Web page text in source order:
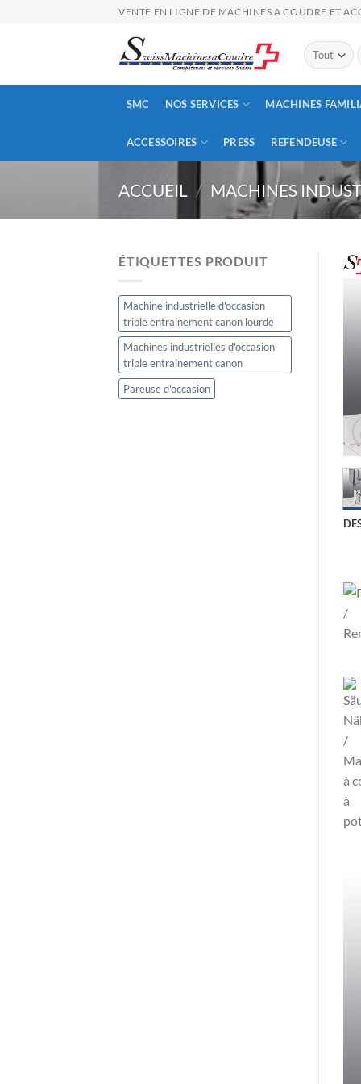
VENTE EN LIGNE DE MACHINES A COUDRE ET
SMC NOS SERVICES MACHINES
ACCESSOIRES PRESS REFENDEUSE
ACCUEIL / MACHINES
ÉTIQUETTES PRODUIT
Machine industrielle d'occasion
triple entraînement canon lourde
Machines industrielles d'occasion
triple entrainement canon
Pareuse d'occasion